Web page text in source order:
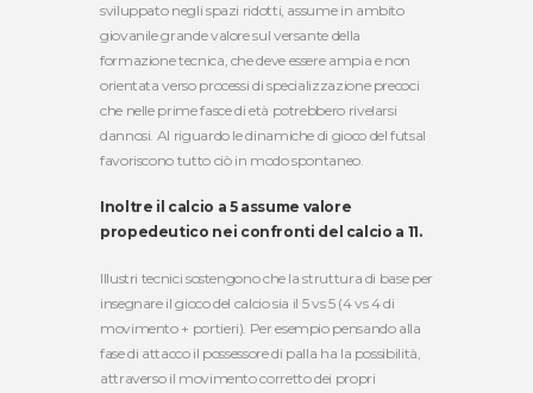
sviluppato negli spazi ridotti, assume in ambito
giovanile grande valore sul versante della
formazione tecnica, che deve essere ampia e non
orientata verso processi di specializzazione precoci
che nelle prime fasce di età potrebbero rivelarsi
dannosi. Al riguardo le dinamiche di gioco del futsal
favoriscono tutto ciò in modo spontaneo.
Inoltre il calcio a 5 assume valore
propedeutico nei confronti del calcio a 11.
Illustri tecnici sostengono che la struttura di base per
insegnare il gioco del calcio sia il 5 vs 5 (4 vs 4 di
movimento + portieri). Per esempio pensando alla
fase di attacco il possessore di palla ha la possibilità,
attraverso il movimento corretto dei propri